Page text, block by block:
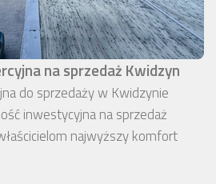
na sprzedaż Kwidzyn
do sprzedaży w Kwidzynie
inwestycyjna na sprzedaż
najwyższy komfort